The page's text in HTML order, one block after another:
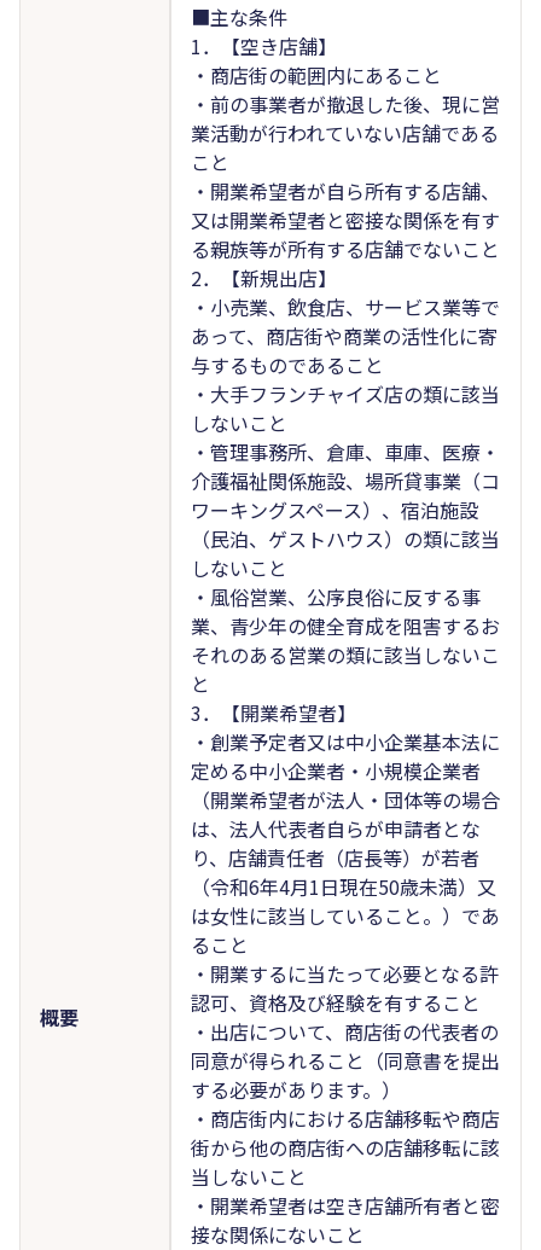
概要
■主な条件
1．【空き店舗】
・商店街の範囲内にあること
・前の事業者が撤退した後、現に営
業活動が行われていない店舗である
こと
・開業希望者が自ら所有する店舗、
又は開業希望者と密接な関係を有す
る親族等が所有する店舗でないこと
2．【新規出店】
・小売業、飲食店、サービス業等で
あって、商店街や商業の活性化に寄
与するものであること
・大手フランチャイズ店の類に該当
しないこと
・管理事務所、倉庫、車庫、医療・
介護福祉関係施設、場所貸事業（コ
ワーキングスペース）、宿泊施設
（民泊、ゲストハウス）の類に該当
しないこと
・風俗営業、公序良俗に反する事
業、青少年の健全育成を阻害するお
それのある営業の類に該当しないこ
と
3．【開業希望者】
・創業予定者又は中小企業基本法に
定める中小企業者・小規模企業者
（開業希望者が法人・団体等の場合
は、法人代表者自らが申請者とな
り、店舗責任者（店長等）が若者
（令和6年4月1日現在50歳未満）又
は女性に該当していること。）であ
ること
・開業するに当たって必要となる許
認可、資格及び経験を有すること
・出店について、商店街の代表者の
同意が得られること（同意書を提出
する必要があります。）
・商店街内における店舗移転や商店
街から他の商店街への店舗移転に該
当しないこと
・開業希望者は空き店舗所有者と密
接な関係にないこと